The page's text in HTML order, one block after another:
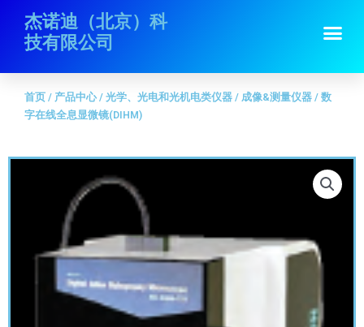
杰诺迪（北京）科
技有限公司
首页/产品中心 光学、光电和光机电类仪器
全息显微镜(DIHM)
首页 / 产品中心/ 光学、光电和光机电类仪器 / 成像&测量仪器 / 数
字在线全息显微镜(DIHM)